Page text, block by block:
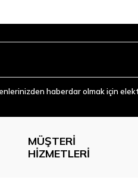
haberdar olmak için
MÜŞTERI
HIZMETLERI